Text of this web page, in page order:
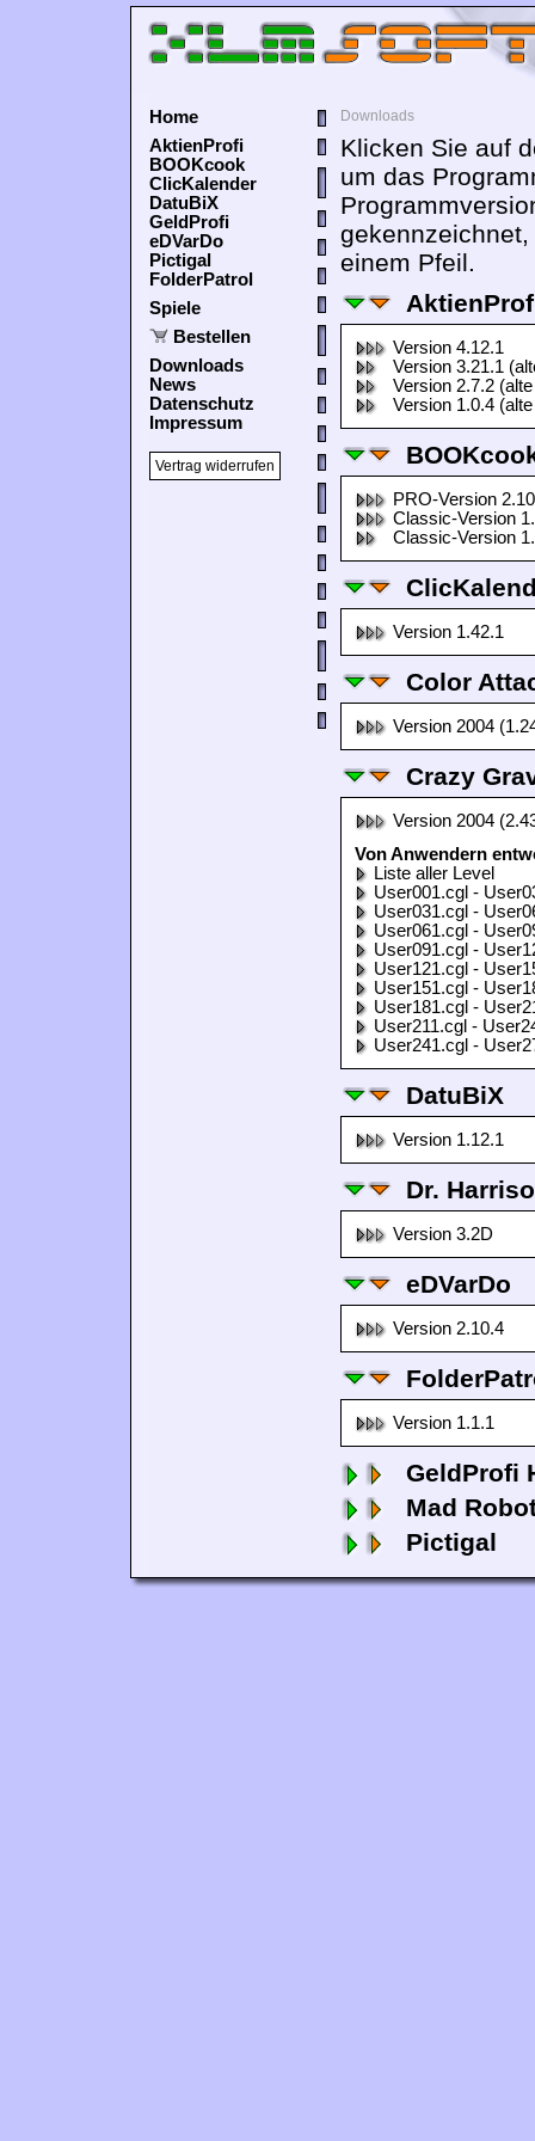
Home
AktienProfi
BOOKcook
ClicKalender
DatuBiX
GeldProfi
eDVarDo
Pictigal
FolderPatrol
Spiele
Bestellen
Downloads
News
Datenschutz
Impressum
Vertrag widerrufen
Downloads
Klicken Sie auf
um das
einem Pfeil.
Version 4.12.1
Version 3.21.1
Version 2.7.2
Version 1.0.4
PRO-Version
Classic-Version
Classic-Version
Version 1.42.1
Color
Version 2004
Crazy
Version 2004
Von Anwendern
Liste aller Level
User001.cgl -
User031.cgl -
User061.cgl -
User091.cgl -
User121.cgl -
User151.cgl -
User181.cgl -
User211.cgl -
User241.cgl -
DatuBiX
Version 1.12.1
Dr.
Version 3.2D
eDVarDo
Version 2.10.4
Version 1.1.1
GeldProfi
Mad
Pictigal